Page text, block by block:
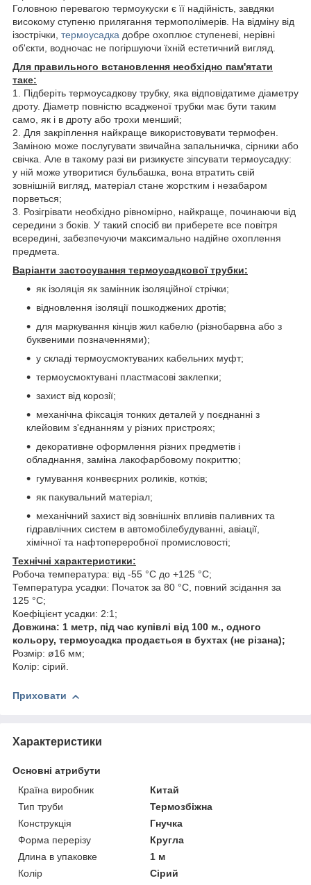
Головною перевагою термоукуски є її надійність, завдяки
високому ступеню прилягання термополімерів. На відміну від
ізострічки, термоусадка добре охоплює ступеневі, нерівні
об'єкти, водночас не погіршуючи їхній естетичний вигляд.
Для правильного встановлення необхідно пам'ятати
таке:
1. Підберіть термоусадкову трубку, яка відповідатиме діаметру
дроту. Діаметр повністю всадженої трубки має бути таким
само, як і в дроту або трохи менший;
2. Для закріплення найкраще використовувати термофен.
Заміною може послугувати звичайна запальничка, сірники або
свічка. Але в такому разі ви ризикуєте зіпсувати термоусадку:
у ній може утворитися бульбашка, вона втратить свій
зовнішній вигляд, матеріал стане жорстким і незабаром
порветься;
3. Розігрівати необхідно рівномірно, найкраще, починаючи від
середини з боків. У такий спосіб ви приберете все повітря
всередині, забезпечуючи максимально надійне охоплення
предмета.
Варіанти застосування термоусадкової трубки:
як ізоляція як замінник ізоляційної стрічки;
відновлення ізоляції пошкоджених дротів;
для маркування кінців жил кабелю (різнобарвна або з
буквеними позначеннями);
у складі термоусмоктуваних кабельних муфт;
термоусмоктувані пластмасові заклепки;
захист від корозії;
механічна фіксація тонких деталей у поєднанні з
клейовим з'єднанням у різних пристроях;
декоративне оформлення різних предметів і
обладнання, заміна лакофарбовому покриттю;
гумування конвеєрних роликів, котків;
як пакувальний матеріал;
механічний захист від зовнішніх впливів паливних та
гідравлічних систем в автомобілебудуванні, авіації,
хімічної та нафтопереробної промисловості;
Технічні характеристики:
Робоча температура: від -55 °C до +125 °C;
Температура усадки: Початок за 80 °C, повний зсідання за
125 °C;
Коефіцієнт усадки: 2:1;
Довжина: 1 метр, під час купівлі від 100 м., одного
кольору, термоусадка продається в бухтах (не різана);
Розмір: ø16 мм;
Колір: сірий.
Приховати
Характеристики
Основні атрибути
Країна виробник
Китай
Тип труби
Термозбіжна
Конструкція
Гнучка
Форма перерізу
Кругла
Длина в упаковке
1 м
Колір
Сірий